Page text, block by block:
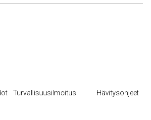
Turvallisuusilmoitus Hävitysohjeet